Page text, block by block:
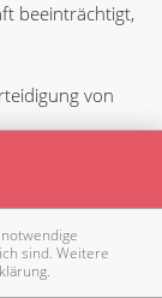
beeinträchtigt,
von
allen
sind. Weitere
.